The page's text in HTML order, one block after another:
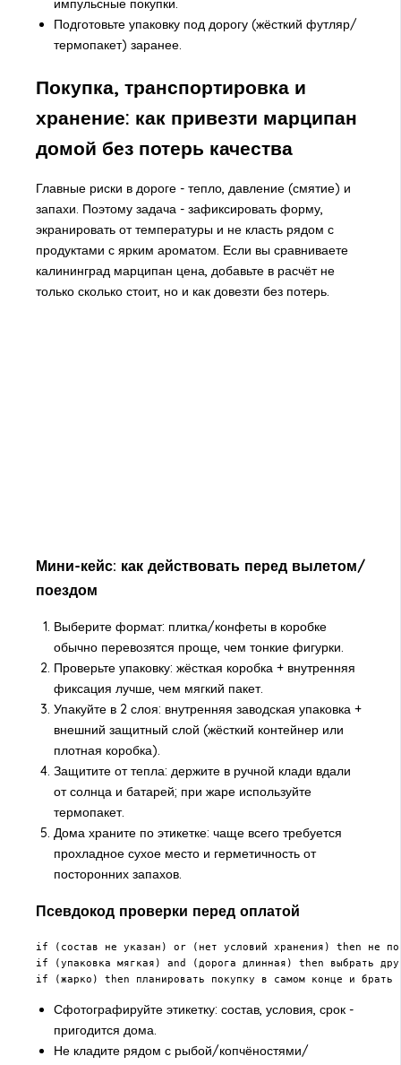
импульсные покупки.
Подготовьте упаковку под дорогу (жёсткий футляр/
термопакет) заранее.
Покупка, транспортировка и
хранение: как привезти марципан
домой без потерь качества
Главные риски в дороге - тепло, давление (смятие) и
запахи. Поэтому задача - зафиксировать форму,
экранировать от температуры и не класть рядом с
продуктами с ярким ароматом. Если вы сравниваете
калининград марципан цена, добавьте в расчёт не
только сколько стоит, но и как довезти без потерь.
Мини-кейс: как действовать перед вылетом/
поездом
Выберите формат: плитка/конфеты в коробке
обычно перевозятся проще, чем тонкие фигурки.
Проверьте упаковку: жёсткая коробка + внутренняя
фиксация лучше, чем мягкий пакет.
Упакуйте в 2 слоя: внутренняя заводская упаковка +
внешний защитный слой (жёсткий контейнер или
плотная коробка).
Защитите от тепла: держите в ручной клади вдали
от солнца и батарей; при жаре используйте
термопакет.
Дома храните по этикетке: чаще всего требуется
прохладное сухое место и герметичность от
посторонних запахов.
Псевдокод проверки перед оплатой
if (состав не указан) or (нет условий хранения) then не
if (упаковка мягкая) and (дорога длинная) then выбрать
if (жарко) then планировать покупку в самом конце и брать
Сфотографируйте этикетку: состав, условия, срок -
пригодится дома.
Не кладите рядом с рыбой/копчёностями/